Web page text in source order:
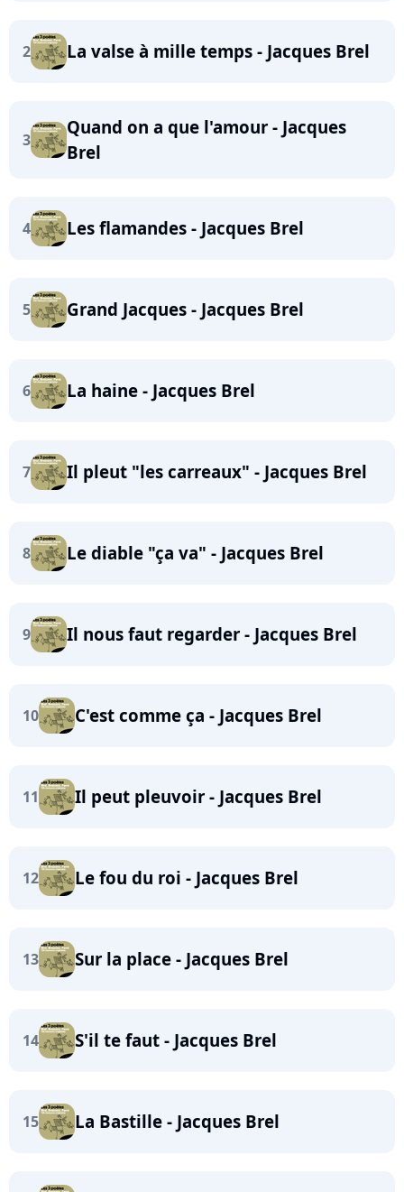
2 La valse à mille temps - Jacques Brel
3
Quand on a que l'amour - Jacques
Brel
4 Les flamandes - Jacques Brel
5 Grand Jacques - Jacques Brel
6 La haine - Jacques Brel
7 Il pleut "les carreaux" - Jacques Brel
8 Le diable "ça va" - Jacques Brel
9 Il nous faut regarder - Jacques Brel
10 C'est comme ça - Jacques Brel
11 Il peut pleuvoir - Jacques Brel
12 Le fou du roi - Jacques Brel
13 Sur la place - Jacques Brel
14 S'il te faut - Jacques Brel
15 La Bastille - Jacques Brel